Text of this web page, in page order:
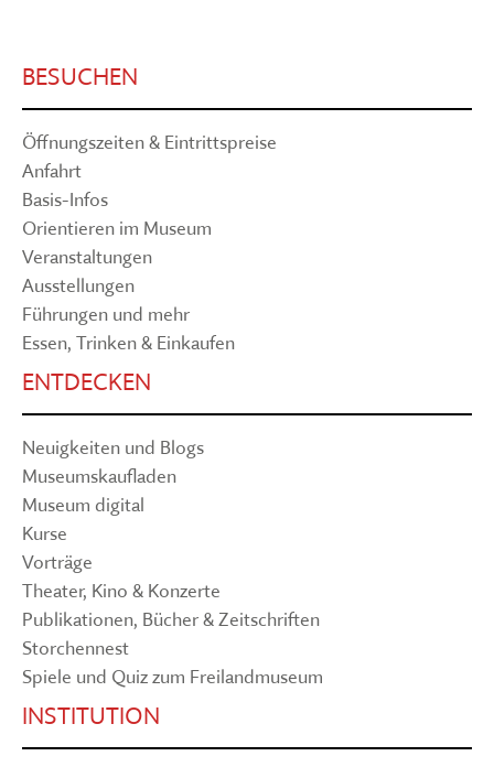
BESUCHEN
Öffnungszeiten & Eintrittspreise
Anfahrt
Basis-Infos
Orientieren im Museum
Veranstaltungen
Ausstellungen
Führungen und mehr
Essen, Trinken & Einkaufen
ENTDECKEN
Neuigkeiten und Blogs
Museumskaufladen
Museum digital
Kurse
Vorträge
Theater, Kino & Konzerte
Publikationen, Bücher & Zeitschriften
Storchennest
Spiele und Quiz zum Freilandmuseum
INSTITUTION